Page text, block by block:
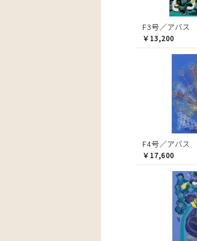
F3号／アバス
￥13,200
F4号／アバス
￥17,600